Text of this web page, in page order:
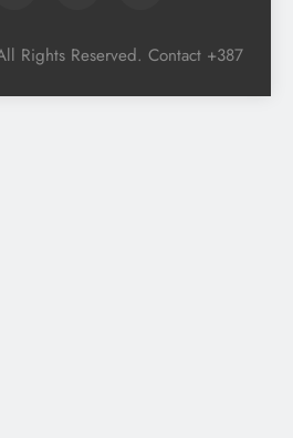
Rights Reserved. Contact +387